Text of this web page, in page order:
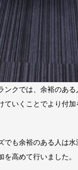
ンクでは、余裕のあ
ていくことでより付加
でも余裕のある人は
高めて行いました。